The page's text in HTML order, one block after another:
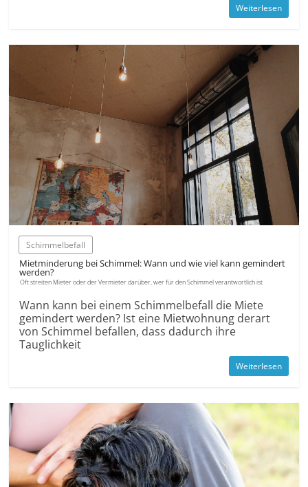
Weiterlesen
Schimmel­befall
Miet­minderung bei Schimmel: Wann und wie viel kann gemindert
werden?
Oft streiten Mieter oder der Vermieter darüber, wer für den Schimmel verantwortlich ist
Wann kann bei einem Schimmel­befall die Miete
gemindert werden? Ist eine Mietwohnung derart
von Schimmel befallen, dass dadurch ihre
Tauglichkeit
Weiterlesen